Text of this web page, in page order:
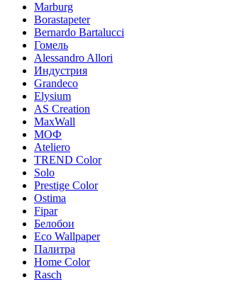
Marburg
Borastapeter
Bernardo Bartalucci
Гомель
Alessandro Allori
Индустрия
Grandeco
Elysium
AS Creation
MaxWall
МОФ
Ateliero
TREND Color
Solo
Prestige Color
Ostima
Fipar
Белобои
Eco Wallpaper
Палитра
Home Color
Rasch